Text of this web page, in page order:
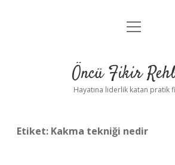
Anasayfa
Yasal Uyarı
menüyü
Öncü Fikir
Hayatına liderlik katan pratik
Etiket: Kakma tekniği nedir